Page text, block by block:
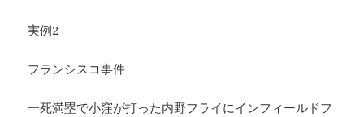
実例2
フランシスコ事件
一死満塁で小窪が打った内野フライにインフィールドフ